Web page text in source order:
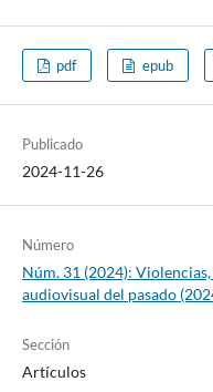
pdf epub
Publicado
2024-11-26
Número
Núm. 31 (2024):
audiovisual del pasado
Sección
Artículos